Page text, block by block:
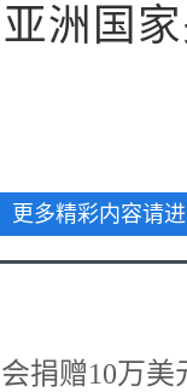
洲国
更多精彩内容请
捐赠10万